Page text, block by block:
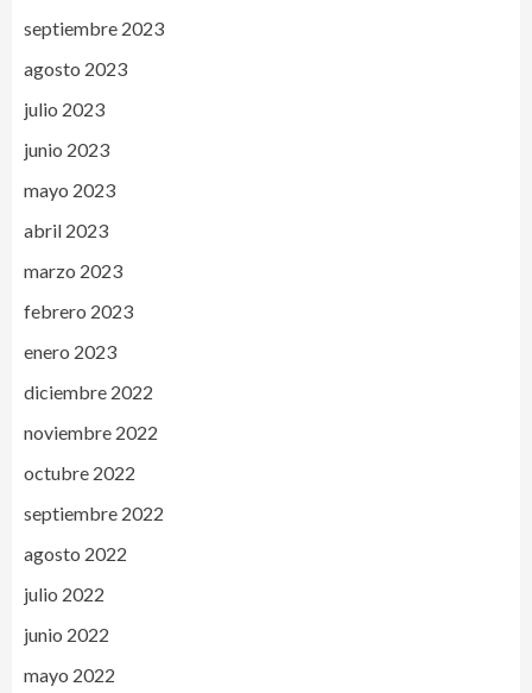
septiembre 2023
agosto 2023
julio 2023
junio 2023
mayo 2023
abril 2023
marzo 2023
febrero 2023
enero 2023
diciembre 2022
noviembre 2022
octubre 2022
septiembre 2022
agosto 2022
julio 2022
junio 2022
mayo 2022